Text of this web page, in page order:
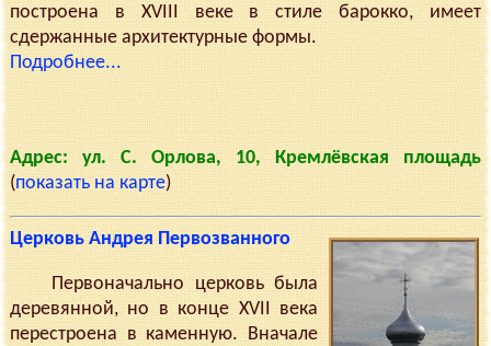
построена в XVIII веке в стиле барокко, имеет
сдержанные архитектурные формы.
Подробнее...
Адрес: ул. С. Орлова, 10, Кремлёвская площадь
(показать на карте)
Церковь Андрея Первозванного
Первоначально церковь была
деревянной, но в конце XVII века
перестроена в каменную. Вначале